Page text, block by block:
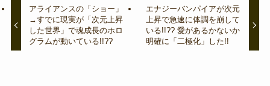
アライアンスの「ショー」
→すでに現実が「次元上昇
した世界」で魂成長のホロ
グラムが動いている!!??
エナジーバンパイアが次元
上昇で急速に体調を崩して
いる!!?? 愛があるかないか
明確に「二極化」した!!